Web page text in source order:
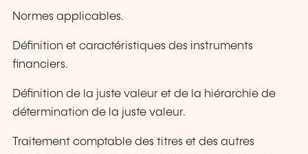
Normes applicables.
Définition et caractéristiques des instruments
financiers.
Définition de la juste valeur et de la hiérarchie de
détermination de la juste valeur.
Traitement comptable des titres et des autres